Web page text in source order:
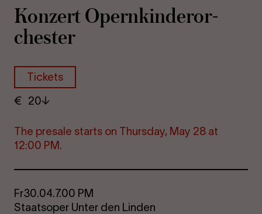
Konzert Opern­kinder­or­
chester
Tickets
€ ​ 20
The pre­s­ale starts on Thursday, May 28 at
12:00 PM.
Fr30.04.7.00 PM
Staatsoper Unter den Linden